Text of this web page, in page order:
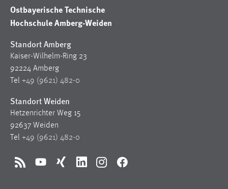
Ostbayerische Technische
Hochschule Amberg-Weiden
Standort Amberg
Kaiser-Wilhelm-Ring 23
92224 Amberg
Tel +49 (9621) 482-0
Standort Weiden
Hetzenrichter Weg 15
92637 Weiden
Tel +49 (9621) 482-0
RSS YouTubeXing LinkedInInstagramFacebook
Facebook Pixel
_fbp
Anbieter:
Facebook
Zweck:
Conversion-Tracking
Cookie Laufzeit:
3 Monate